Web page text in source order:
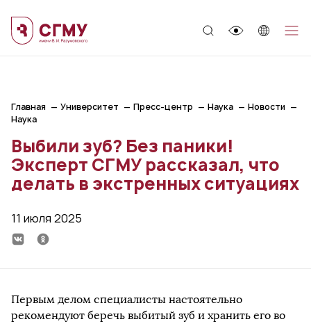
Главная Университет Пресс-центр Наука
Новости
Наука
Выбили зуб? Без паники!
Эксперт СГМУ рассказал, что
делать в экстренных ситуациях
11 июля 2025
Первым делом специалисты настоятельно
рекомендуют беречь выбитый зуб и хранить его во